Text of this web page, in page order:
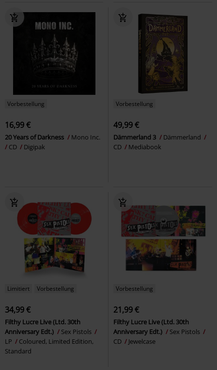
Vorbestellung
16,99 €
20 Years of Darkness
Mono Inc.
CD
Digipak
Vorbestellung
49,99 €
Dämmerland 3
Dämmerland
CD
Mediabook
Limitiert Vorbestellung
34,99 €
Filthy Lucre Live (Ltd. 30th
Anniversary Edt.)
Sex Pistols
LP
Coloured, Limited Edition,
Standard
Vorbestellung
21,99 €
Filthy Lucre Live (Ltd. 30th
Anniversary Edt.)
Sex Pistols
CD
Jewelcase